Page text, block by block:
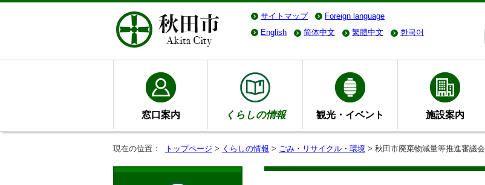
サイトマップ Foreign language
English
简体中文 繁體中文 한국어
窓口案内 くらしの情報 観光・イベント 施設案内
現在の位置： トップページ > くらしの情報 > ごみ・リサイクル・環境 > 秋田市廃棄物減量等推進審議会